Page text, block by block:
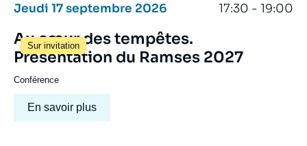
Jeudi 17 septembre 2026 17:30 - 19:00
Sur invitation
Au cœur des tempêtes.
Présentation du Ramses 2027
Conférence
En savoir plus